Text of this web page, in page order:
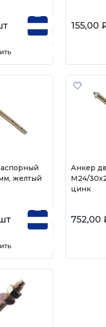
155,00
желтый
Анкер
М24/
цинк
752,00